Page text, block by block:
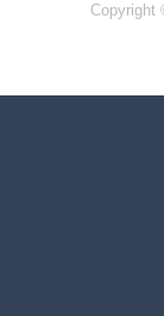
Copyright